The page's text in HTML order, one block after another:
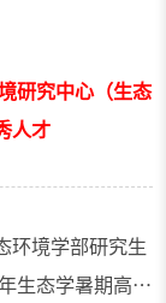
研究中心（生态
人才
环境学部研究生
生态学暑期高级